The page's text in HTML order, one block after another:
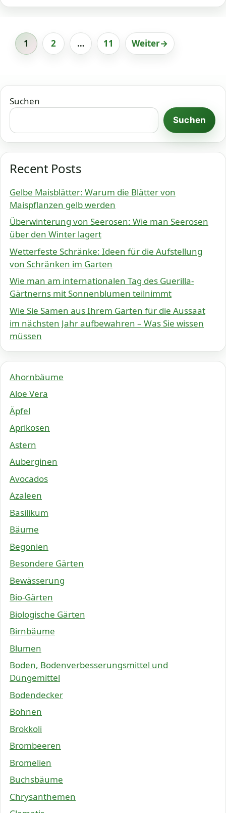
Seite
1 Seite
2 … Seite
11 Weiter→
Suchen
Suchen
Recent Posts
Gelbe Maisblätter: Warum die Blätter von
Maispflanzen gelb werden
Überwinterung von Seerosen: Wie man Seerosen
über den Winter lagert
Wetterfeste Schränke: Ideen für die Aufstellung
von Schränken im Garten
Wie man am internationalen Tag des Guerilla-
Gärtnerns mit Sonnenblumen teilnimmt
Wie Sie Samen aus Ihrem Garten für die Aussaat
im nächsten Jahr aufbewahren – Was Sie wissen
müssen
Ahornbäume
Aloe Vera
Äpfel
Aprikosen
Astern
Auberginen
Avocados
Azaleen
Basilikum
Bäume
Begonien
Besondere Gärten
Bewässerung
Bio-Gärten
Biologische Gärten
Birnbäume
Blumen
Boden, Bodenverbesserungsmittel und
Düngemittel
Bodendecker
Bohnen
Brokkoli
Brombeeren
Bromelien
Buchsbäume
Chrysanthemen